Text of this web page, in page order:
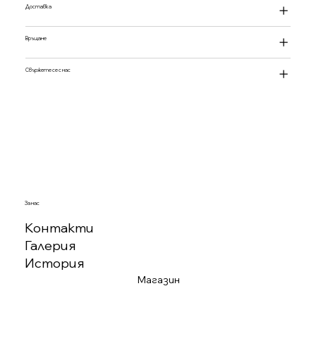
Доставка
Връщане
Свържете се с нас
За нас
Контакти
Галерия
История
Магазин